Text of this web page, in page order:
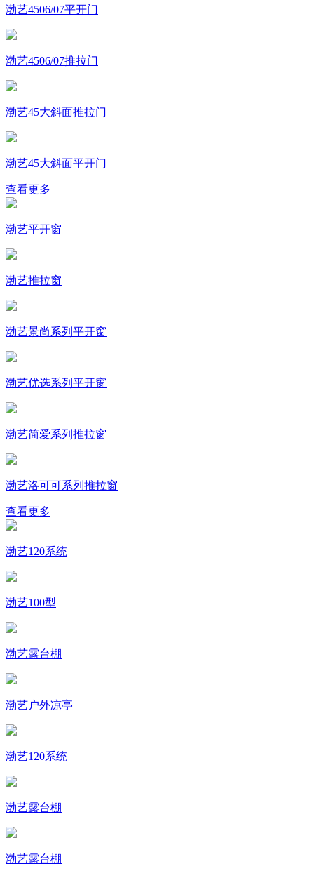
渤艺4506/07平开门
渤艺4506/07推拉门
渤艺45大斜面推拉门
渤艺45大斜面平开门
查看更多
渤艺平开窗
渤艺推拉窗
渤艺景尚系列平开窗
渤艺优选系列平开窗
渤艺简爱系列推拉窗
渤艺洛可可系列推拉窗
查看更多
渤艺120系统
渤艺100型
渤艺露台棚
渤艺户外凉亭
渤艺120系统
渤艺露台棚
渤艺露台棚